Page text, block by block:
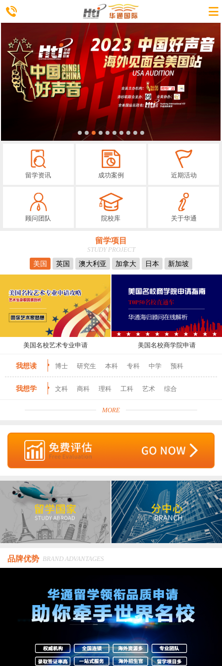
留学资讯 成功案例 近期活动
顾问团队 院校库 关于华通
留学项目
STUDY PROJECT
美国
英国 澳大利亚 加拿大 日本 新加坡
美国名校艺术专业申请 美国名校商学院申请
我想读 博士 研究生 本科 专科 中学 预科
我想学 文科 商科 理科 工科 艺术 综合
MORE
品牌优势 BRAND ADVANTAGES